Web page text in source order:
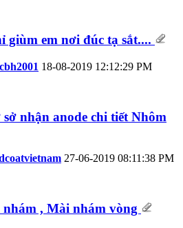
giùm em nơi đúc tạ sắt....
18-08-2019 12:12:29 PM
sở nhận anode chi tiết Nhôm
27-06-2019 08:11:38 PM
, Mài nhám vòng